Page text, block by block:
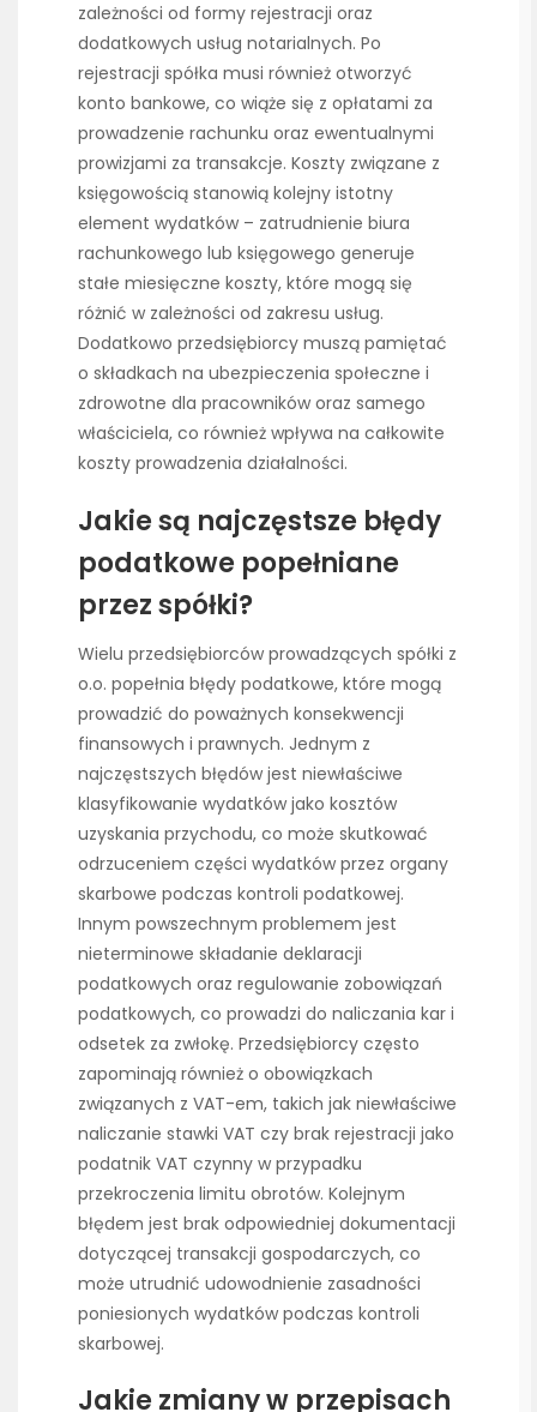
zależności od formy rejestracji oraz
dodatkowych usług notarialnych. Po
rejestracji spółka musi również otworzyć
konto bankowe, co wiąże się z opłatami za
prowadzenie rachunku oraz ewentualnymi
prowizjami za transakcje. Koszty związane z
księgowością stanowią kolejny istotny
element wydatków – zatrudnienie biura
rachunkowego lub księgowego generuje
stałe miesięczne koszty, które mogą się
różnić w zależności od zakresu usług.
Dodatkowo przedsiębiorcy muszą pamiętać
o składkach na ubezpieczenia społeczne i
zdrowotne dla pracowników oraz samego
właściciela, co również wpływa na całkowite
koszty prowadzenia działalności.
Jakie są najczęstsze błędy
podatkowe popełniane
przez spółki?
Wielu przedsiębiorców prowadzących spółki z
o.o. popełnia błędy podatkowe, które mogą
prowadzić do poważnych konsekwencji
finansowych i prawnych. Jednym z
najczęstszych błędów jest niewłaściwe
klasyfikowanie wydatków jako kosztów
uzyskania przychodu, co może skutkować
odrzuceniem części wydatków przez organy
skarbowe podczas kontroli podatkowej.
Innym powszechnym problemem jest
nieterminowe składanie deklaracji
podatkowych oraz regulowanie zobowiązań
podatkowych, co prowadzi do naliczania kar i
odsetek za zwłokę. Przedsiębiorcy często
zapominają również o obowiązkach
związanych z VAT-em, takich jak niewłaściwe
naliczanie stawki VAT czy brak rejestracji jako
podatnik VAT czynny w przypadku
przekroczenia limitu obrotów. Kolejnym
błędem jest brak odpowiedniej dokumentacji
dotyczącej transakcji gospodarczych, co
może utrudnić udowodnienie zasadności
poniesionych wydatków podczas kontroli
skarbowej.
Jakie zmiany w przepisach